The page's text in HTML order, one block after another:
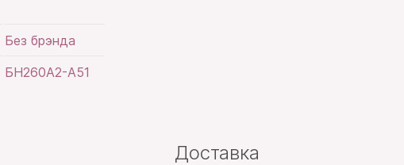
Без брэнда
БН260А2-А51
Доставка